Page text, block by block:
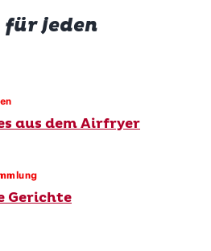
für jeden
aus dem Airfryer
Gerichte